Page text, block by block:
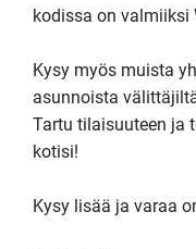
kodissa on valmiiksi
Kysy myös muista
asunnoista
Tartu tilaisuuteen ja
kotisi!
Kysy lisää ja varaa